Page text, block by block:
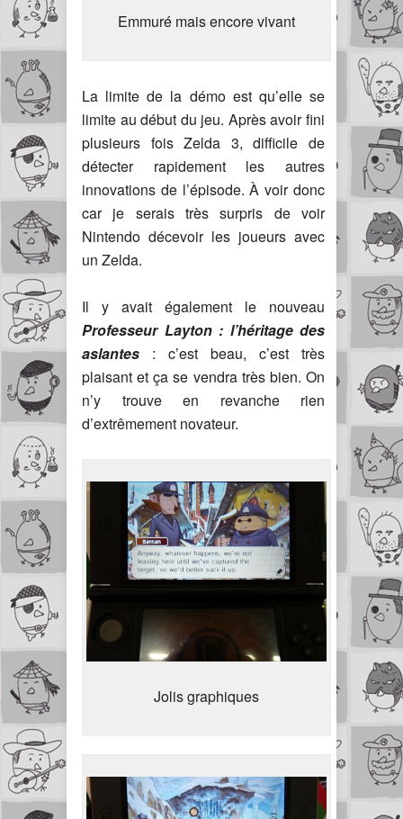
Emmuré mais encore vivant
La limite de la démo est qu’elle se
limite au début du jeu. Après avoir fini
plusieurs fois Zelda 3, difficile de
détecter rapidement les autres
innovations de l’épisode. À voir donc
car je serais très surpris de voir
Nintendo décevoir les joueurs avec
un Zelda.
Il y avait également le nouveau
Professeur Layton : l’héritage des
aslantes : c’est beau, c’est très
plaisant et ça se vendra très bien. On
n’y trouve en revanche rien
d’extrêmement novateur.
Jolis graphiques